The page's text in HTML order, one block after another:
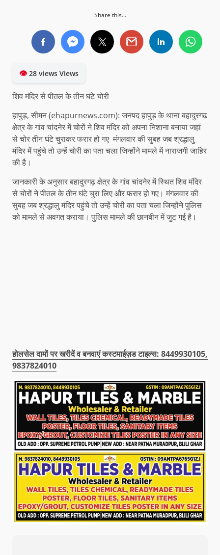
Share this...
👁28 views Views
शिव मंदिर से पीतल के तीन घंटे चोरी
हापुड़, सीमन (ehapurnews.com): जनपद हापुड़ के थाना बहादुरगढ़
क्षेत्र के गांव चांदनेर में चोरों ने शिव मंदिर को अपना निशाना बनाया जहां
से चोर तीन घंटे चुराकर फरार हो गए मंगलवार की सुबह जब श्रद्धालु
मंदिर में पहुंचे तो उन्हें चोरी का पता चला जिन्होंने मामले में नाराजगी जाहिर
की है।
जानकारी के अनुसार बहादुरगढ़ क्षेत्र के गांव चांदनेर में स्थित शिव मंदिर
से चोरों ने पीतल के तीन घंटे चुरा लिए और फरार हो गए। मंगलवार की
सुबह जब श्रद्धालु मंदिर पहुंचे तो उन्हें चोरी का पता चला जिन्होंने पुलिस
को मामले से अवगत कराया। पुलिस मामले की छानबीन में जुट गई है।
होलसेल दामों पर खरीदें व बनवाएं कस्टमाईज़ड टाइल्स: 8449930105,
9837824010